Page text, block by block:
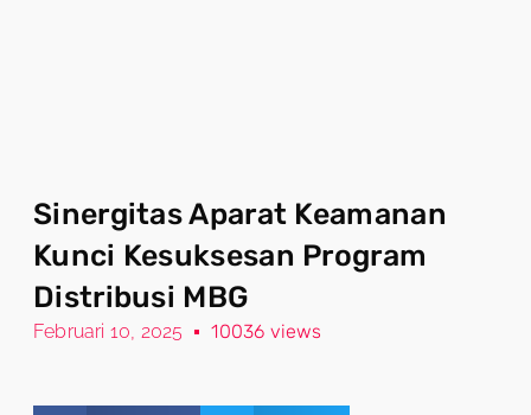
Sinergitas Aparat Keamanan
Kunci Kesuksesan Program
Distribusi MBG
Februari 10, 2025 10036 views